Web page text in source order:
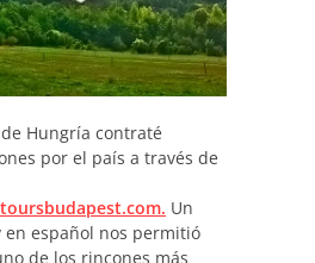
Hungría contraté
por el país a través de
Un
en español nos permitió
de los rincones más